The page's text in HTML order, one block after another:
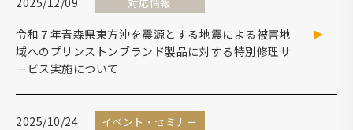
対応情報
令和７年青森県東方沖を震源とする地震による被害地
域へのプリンストンブランド製品に対する特別修理サ
ービス実施について
2025/10/24 イベント・セミナー